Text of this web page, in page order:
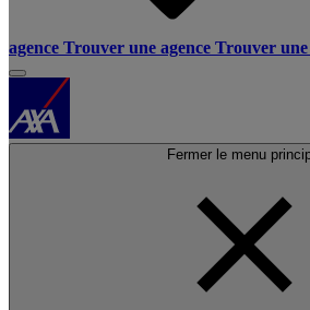
agence Trouver une agence Trouver une
Fermer le menu